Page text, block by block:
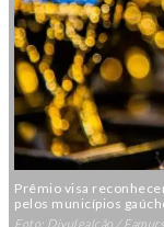
Prêmio visa
pelos municípios
Foto: Divulgalção / Famurs